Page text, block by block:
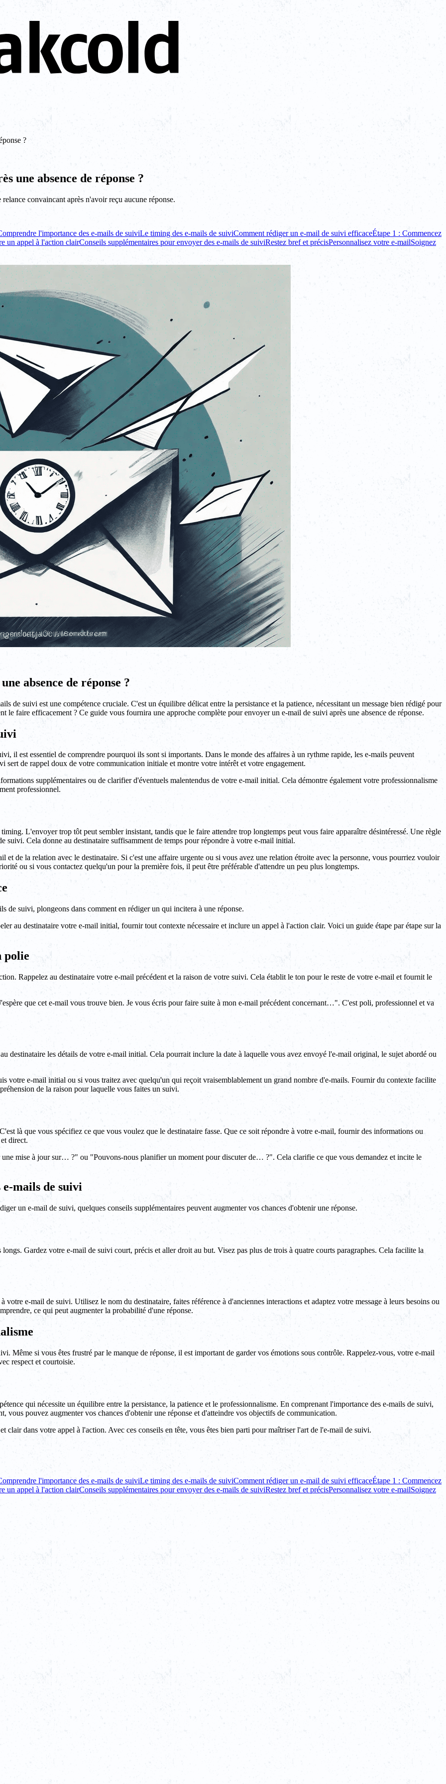
?
une absence de réponse ?
convaincant après n'avoir reçu aucune réponse.
l'importance des e-mails de suiviLe timing des e-mails de suiviComment rédiger un e-mail de suivi efficaceÉtape 1 : Commencez
un appel à l'action clairConseils supplémentaires pour envoyer des e-mails de suiviRestez bref et précisPersonnalisez votre e-mailSoignez
absence de réponse ?
de suivi est une compétence cruciale. C'est un équilibre délicat entre la persistance et la patience, nécessitant un message bien rédigé pour
le faire efficacement ? Ce guide vous fournira une approche complète pour envoyer un e-mail de suivi après une absence de réponse.
il est essentiel de comprendre pourquoi ils sont si importants. Dans le monde des affaires à un rythme rapide, les e-mails peuvent
sert de rappel doux de votre communication initiale et montre votre intérêt et votre engagement.
supplémentaires ou de clarifier d'éventuels malentendus de votre e-mail initial. Cela démontre également votre professionnalisme
professionnel.
L'envoyer trop tôt peut sembler insistant, tandis que le faire attendre trop longtemps peut vous faire apparaître désintéressé. Une règle
suivi. Cela donne au destinataire suffisamment de temps pour répondre à votre e-mail initial.
de la relation avec le destinataire. Si c'est une affaire urgente ou si vous avez une relation étroite avec la personne, vous pourriez vouloir
ou si vous contactez quelqu'un pour la première fois, il peut être préférable d'attendre un peu plus longtemps.
de suivi, plongeons dans comment en rédiger un qui incitera à une réponse.
au destinataire votre e-mail initial, fournir tout contexte nécessaire et inclure un appel à l'action clair. Voici un guide étape par étape sur la
polie
Rappelez au destinataire votre e-mail précédent et la raison de votre suivi. Cela établit le ton pour le reste de votre e-mail et fournit le
que cet e-mail vous trouve bien. Je vous écris pour faire suite à mon e-mail précédent concernant…". C'est poli, professionnel et va
destinataire les détails de votre e-mail initial. Cela pourrait inclure la date à laquelle vous avez envoyé l'e-mail original, le sujet abordé ou
votre e-mail initial ou si vous traitez avec quelqu'un qui reçoit vraisemblablement un grand nombre d'e-mails. Fournir du contexte facilite
de la raison pour laquelle vous faites un suivi.
là que vous spécifiez ce que vous voulez que le destinataire fasse. Que ce soit répondre à votre e-mail, fournir des informations ou
direct.
mise à jour sur… ?" ou "Pouvons-nous planifier un moment pour discuter de… ?". Cela clarifie ce que vous demandez et incite le
e-mails de suivi
un e-mail de suivi, quelques conseils supplémentaires peuvent augmenter vos chances d'obtenir une réponse.
Gardez votre e-mail de suivi court, précis et aller droit au but. Visez pas plus de trois à quatre courts paragraphes. Cela facilite la
e-mail de suivi. Utilisez le nom du destinataire, faites référence à d'anciennes interactions et adaptez votre message à leurs besoins ou
ce qui peut augmenter la probabilité d'une réponse.
Même si vous êtes frustré par le manque de réponse, il est important de garder vos émotions sous contrôle. Rappelez-vous, votre e-mail
respect et courtoisie.
qui nécessite un équilibre entre la persistance, la patience et le professionnalisme. En comprenant l'importance des e-mails de suivi,
vous pouvez augmenter vos chances d'obtenir une réponse et d'atteindre vos objectifs de communication.
clair dans votre appel à l'action. Avec ces conseils en tête, vous êtes bien parti pour maîtriser l'art de l'e-mail de suivi.
l'importance des e-mails de suiviLe timing des e-mails de suiviComment rédiger un e-mail de suivi efficaceÉtape 1 : Commencez
un appel à l'action clairConseils supplémentaires pour envoyer des e-mails de suiviRestez bref et précisPersonnalisez votre e-mailSoignez